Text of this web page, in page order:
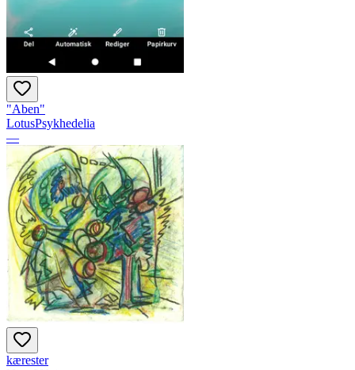
"Aben"
LotusPsykhedelia
—
kærester